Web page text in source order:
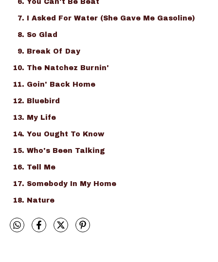
You Can't Be Beat
I Asked For Water (She Gave Me Gasoline)
So Glad
Break Of Day
The Natchez Burnin'
Goin' Back Home
Bluebird
My Life
You Ought To Know
Who's Been Talking
Tell Me
Somebody In My Home
Nature